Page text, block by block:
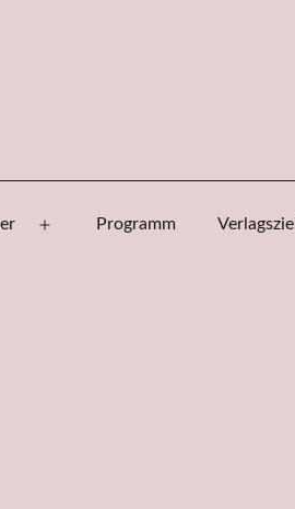
Programm Verlagsziel